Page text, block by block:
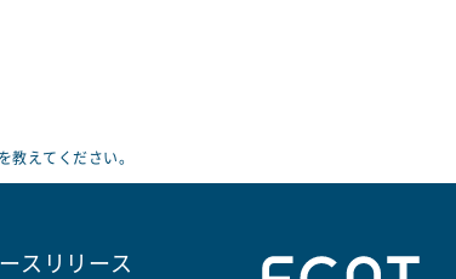
教えてください。
スリリース